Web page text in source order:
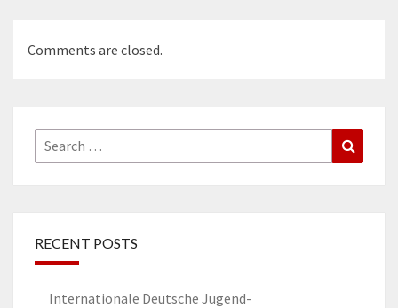
Comments are closed.
Search
for:
RECENT POSTS
Internationale Deutsche Jugend-